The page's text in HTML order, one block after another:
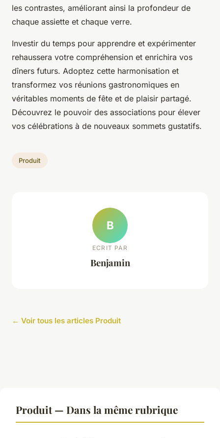
les contrastes, améliorant ainsi la profondeur de
chaque assiette et chaque verre.
Investir du temps pour apprendre et expérimenter
rehaussera votre compréhension et enrichira vos
dîners futurs. Adoptez cette harmonisation et
transformez vos réunions gastronomiques en
véritables moments de fête et de plaisir partagé.
Découvrez le pouvoir des associations pour élever
vos célébrations à de nouveaux sommets gustatifs.
Produit
B
ECRIT PAR
Benjamin
← Voir tous les articles Produit
Produit — Dans la même rubrique